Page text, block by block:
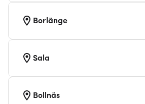
Borlänge
Sala
Bollnäs